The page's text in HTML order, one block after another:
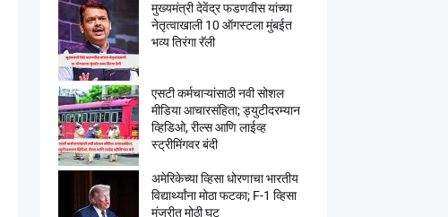
मुख्यमंत्री देवेंद्र फडणवीस यांच्या
नेतृत्वाखाली 10 ऑगस्टला मुंबईत
भव्य तिरंगा रॅली
एसटी कर्मचाऱ्यांसाठी नवी सोशल
मीडिया आचारसंहिता; ड्युटीदरम्यान
व्हिडिओ, रील्स आणि लाईव्ह
स्ट्रीमिंगवर बंदी
अमेरिकेच्या व्हिसा धोरणाचा भारतीय
विद्यार्थ्यांना मोठा फटका; F-1 व्हिसा
मंजुरीत मोठी घट